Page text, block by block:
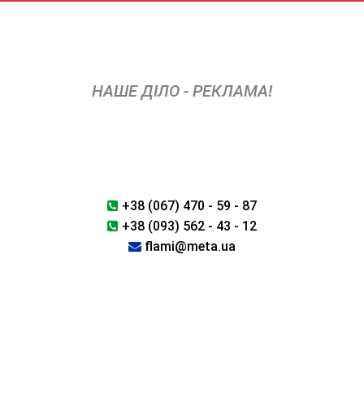
НАШЕ ДІЛО - РЕКЛАМА!
+38 (067) 470 - 59 - 87
+38 (093) 562 - 43 - 12
flami@meta.ua